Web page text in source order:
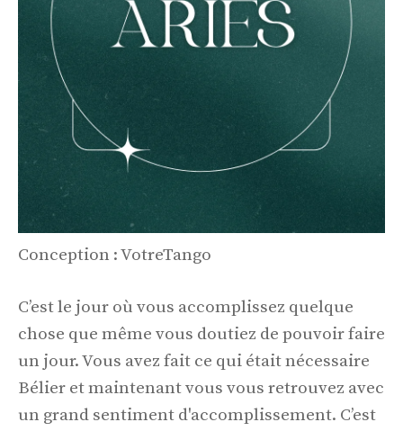
Conception : VotreTango
C’est le jour où vous accomplissez quelque
chose que même vous doutiez de pouvoir faire
un jour. Vous avez fait ce qui était nécessaire
Bélier et maintenant vous vous retrouvez avec
un grand sentiment d'accomplissement. C’est